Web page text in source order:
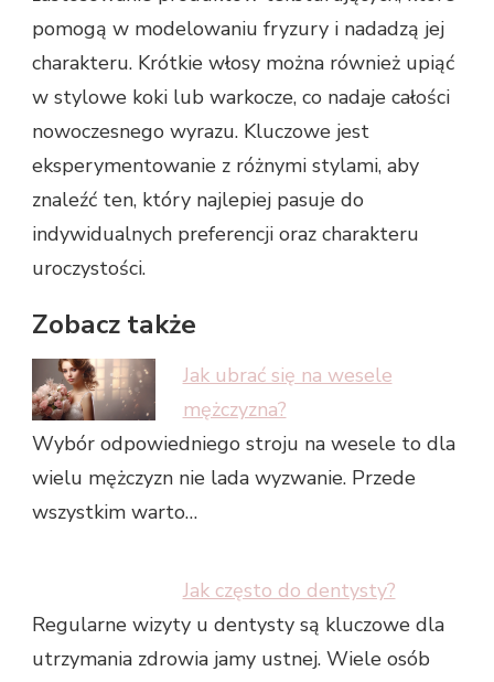
pomogą w modelowaniu fryzury i nadadzą jej
charakteru. Krótkie włosy można również upiąć
w stylowe koki lub warkocze, co nadaje całości
nowoczesnego wyrazu. Kluczowe jest
eksperymentowanie z różnymi stylami, aby
znaleźć ten, który najlepiej pasuje do
indywidualnych preferencji oraz charakteru
uroczystości.
Zobacz także
Jak ubrać się na wesele
mężczyzna?
Wybór odpowiedniego stroju na wesele to dla
wielu mężczyzn nie lada wyzwanie. Przede
wszystkim warto…
Jak często do dentysty?
Regularne wizyty u dentysty są kluczowe dla
utrzymania zdrowia jamy ustnej. Wiele osób